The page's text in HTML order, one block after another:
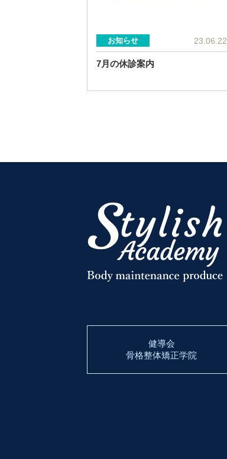
お知らせ 23.06.22
7月の休診案内
健導会
骨格整体矯正学院